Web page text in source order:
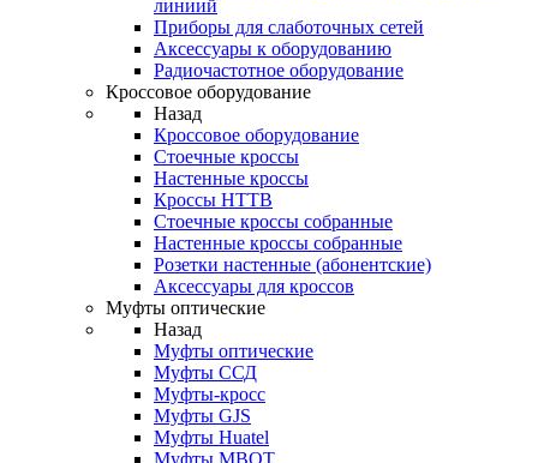
линиий
Приборы для слаботочных сетей
Аксессуары к оборудованию
Радиочастотное оборудование
Кроссовое оборудование
Назад
Кроссовое оборудование
Стоечные кроссы
Настенные кроссы
Кроссы HTTB
Стоечные кроссы собранные
Настенные кроссы собранные
Розетки настенные (абонентские)
Аксессуары для кроссов
Муфты оптические
Назад
Муфты оптические
Муфты ССД
Муфты-кросс
Муфты GJS
Муфты Huatel
Муфты МВОТ